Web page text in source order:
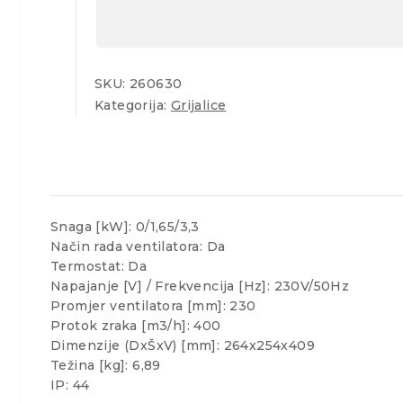
SKU: 260630
Kategorija: Grijalice
Snaga [kW]: 0/1,65/3,3
Način rada ventilatora: Da
Termostat: Da
Napajanje [V] / Frekvencija [Hz]: 230V/50Hz
Promjer ventilatora [mm]: 230
Protok zraka [m3/h]: 400
Dimenzije (DxŠxV) [mm]: 264x254x409
Težina [kg]: 6,89
IP: 44